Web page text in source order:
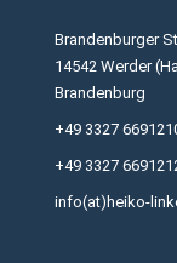
Brandenburger
14542 Werder
Brandenburg
+49 3327
+49 3327
info(at)heiko-